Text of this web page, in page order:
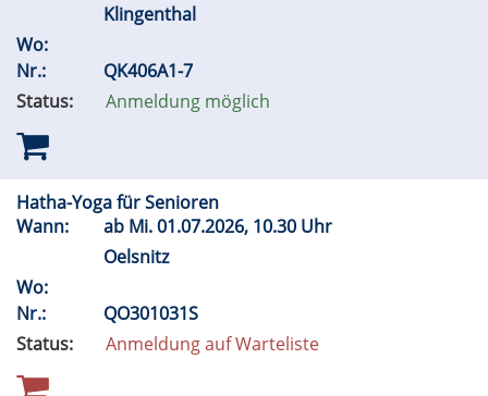
Klingenthal
Wo:
Nr.:
QK406A1-7
Status:
Anmeldung möglich
Hatha-Yoga für Senioren
Wann:
ab Mi.01.07.2026, 10.30 Uhr
Oelsnitz
Wo:
Nr.:
QO301031S
Status:
Anmeldung auf Warteliste